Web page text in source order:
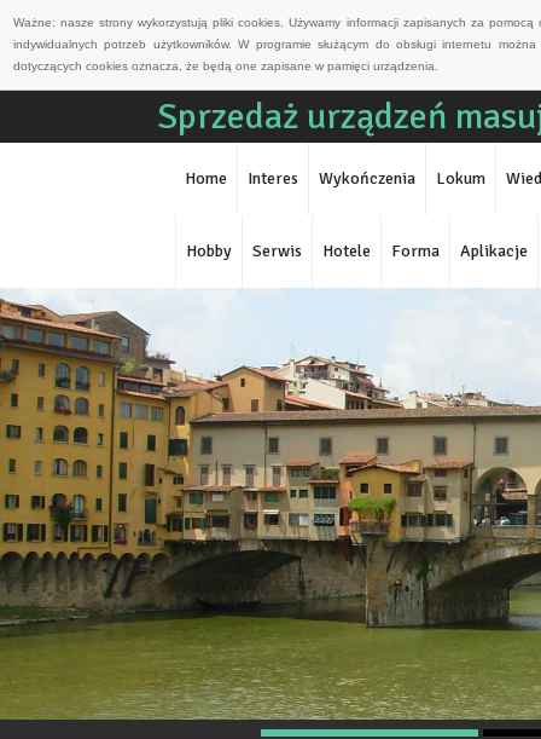
Ważne: nasze strony wykorzystują pliki cookies. Używamy informacji zapisanych za
indywidualnych potrzeb użytkowników. W programie służącym do obsługi internetu
dotyczących cookies oznacza, że będą one zapisane w pamięci urządzenia.
Sprzedaż urządzeń
Home Interes Wykończenia Lokum
Hobby Serwis Hotele Forma Aplikacje